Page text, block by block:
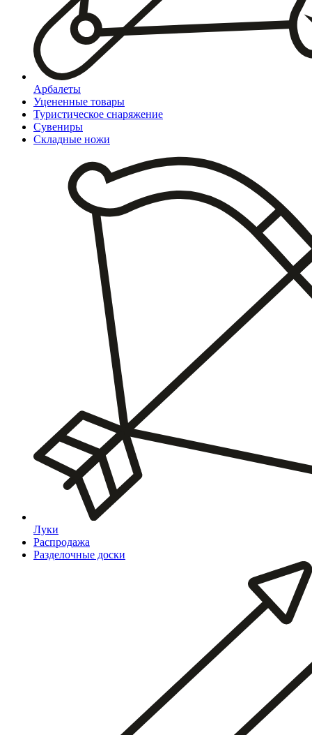
Арбалеты
Уцененные товары
Туристическое снаряжение
Сувениры
Складные ножи
Луки
Распродажа
Разделочные доски